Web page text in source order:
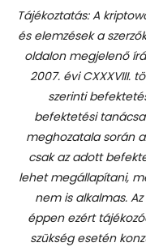
Tájékoztatás: A
és elemzések a
oldalon megjelenő
2007. évi CXXXVIII.
szerinti
befektetési
meghozatala során
csak az adott
lehet megállapítani,
nem is alkalmas.
éppen ezért
szükség esetén